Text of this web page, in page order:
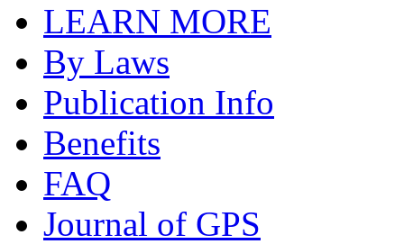
LEARN MORE
By Laws
Publication Info
Benefits
FAQ
Journal of GPS